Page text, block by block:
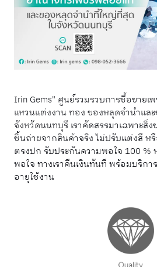
Irin Gems" ศูนย์รวมรวบการซื้อขาย
แหวนแต่งงาน ทอง ของหลุดจำนำแล
จังหวัดนนทบุรี เราคัดสรรมาเฉพาะ
ชิ้นถ่ายจากสินค้าจริง ไม่ปรับแต่งสี ห
ตรงปก รับประกันความพอใจ 100 %
พอใจ ทางเราคืนเงินทันที พร้อมบริก
อายุใช้งาน